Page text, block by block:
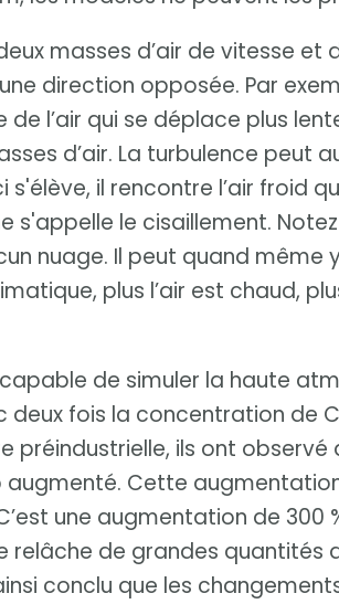
masses d’air de vitesse et
direction opposée. Par
l’air qui se déplace plus
d’air. La turbulence peut
il rencontre l’air froid
s'appelle le cisaillement.
nuage. Il peut quand même
plus l’air est chaud,
de simuler la haute
fois la concentration de
ils ont observé
Cette
une augmentation de 300
relâche de grandes quantités
conclu que les